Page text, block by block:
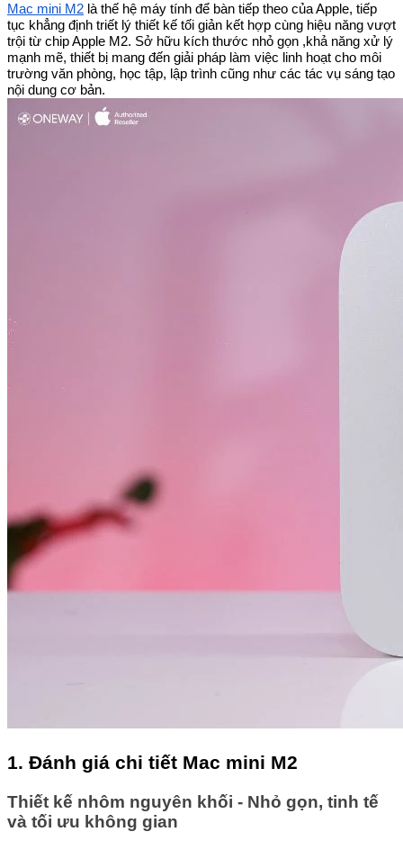
Mac mini M2 là thế hệ máy tính để bàn tiếp theo của Apple, tiếp
tục khẳng định triết lý thiết kế tối giản kết hợp cùng hiệu năng vượt
trội từ chip Apple M2. Sở hữu kích thước nhỏ gọn ,khả năng xử lý
mạnh mẽ, thiết bị mang đến giải pháp làm việc linh hoạt cho môi
trường văn phòng, học tập, lập trình cũng như các tác vụ sáng tạo
nội dung cơ bản.
1. Đánh giá chi tiết Mac mini M2
Thiết kế nhôm nguyên khối - Nhỏ gọn, tinh tế
và tối ưu không gian